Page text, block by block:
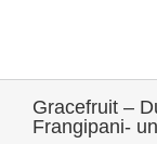
springen
Gracefruit –
Frangipani-